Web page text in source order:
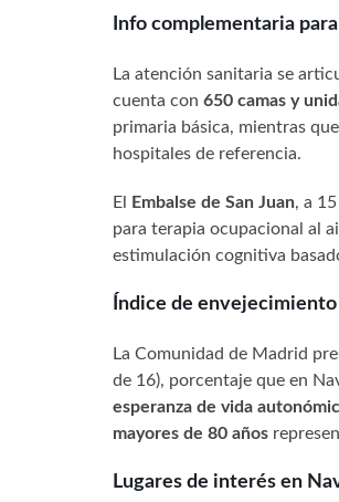
Info complementaria
La atención sanitaria se
cuenta con 650 camas y
primaria básica, mientras que
hospitales de referencia.
El Embalse de San Juan, a
para terapia ocupacional al
estimulación cognitiva
Índice de
La Comunidad de Madrid
de 16), porcentaje que en
esperanza de vida
mayores de 80 años
Lugares de interés en